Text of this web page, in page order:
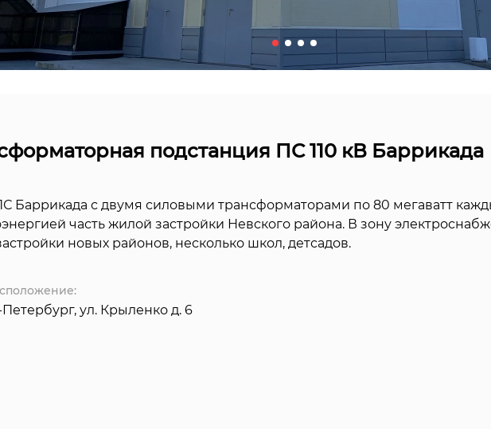
подстанция ПС 110 кВ Баррикада
Баррикада с двумя силовыми трансформаторами по 80 мегаватт
часть жилой застройки Невского района. В зону
новых районов, несколько школ, детсадов.
Петербург, ул. Крыленко д. 6